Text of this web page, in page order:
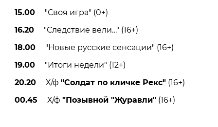
15.00 "Своя игра" (0+)
16.20 "Следствие вели…" (16+)
18.00 "Новые русские сенсации" (16+)
19.00 "Итоги недели" (12+)
20.20 Х/ф "Солдат по кличке Рекс" (16+)
00.45 Х/ф "Позывной "Журавли" (16+)